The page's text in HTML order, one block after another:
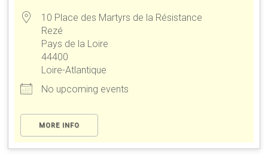
10 Place des Martyrs de la Résistance
Rezé
Pays de la Loire
44400
Loire-Atlantique
No upcoming events
MORE INFO